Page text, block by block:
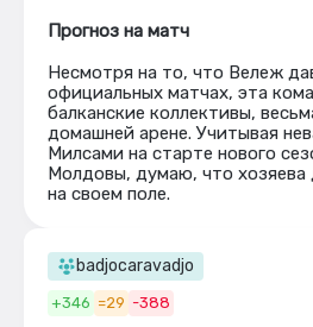
Прогноз на матч
Несмотря на то, что Вележ
официальных матчах, эта
балканские коллективы,
домашней арене. Учитывая
Милсами на старте нового
Молдовы, думаю, что
на своем поле.
badjocaravadjo
+346 =29 -388